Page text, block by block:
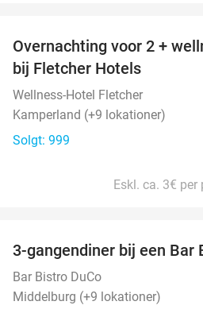
Overnachting voor 2 +
bij Fletcher Hotels
Wellness-Hotel Fletcher
Kamperland (+9 lokationer)
Solgt: 999
Eskl. ca. 3€
3-gangendiner bij een Bar
Bar Bistro DuCo
Middelburg (+9 lokationer)